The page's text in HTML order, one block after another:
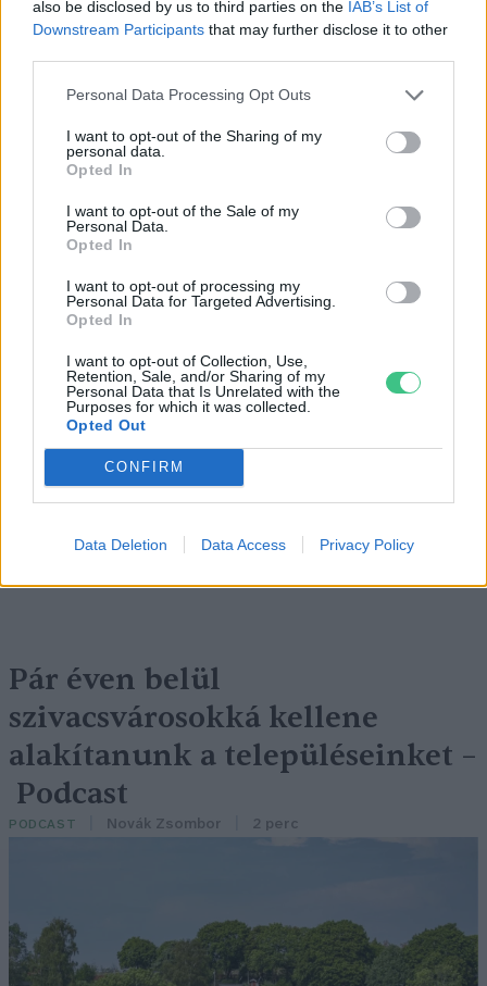
also be disclosed by us to third parties on the IAB’s List of
Downstream Participants that may further disclose it to other
Personal Data Processing Opt Outs
I want to opt-out of the Sharing of my
personal data.
Opted In
I want to opt-out of the Sale of my
Personal Data.
Opted In
I want to opt-out of processing my
Personal Data for Targeted Advertising.
Opted In
I want to opt-out of Collection, Use,
Retention, Sale, and/or Sharing of my
Personal Data that Is Unrelated with the
Purposes for which it was collected.
Opted Out
CONFIRM
Data Deletion Data Access Privacy Policy
Holnapután
„Mindegy már, hogy milyen
víz, csak víz legyen” |
Holnapután
A
Greendex
Pár éven belül
szivacsvárosokká kellene
alakítanunk a településeinket –
Podcast
PODCAST Novák Zsombor 2 perc